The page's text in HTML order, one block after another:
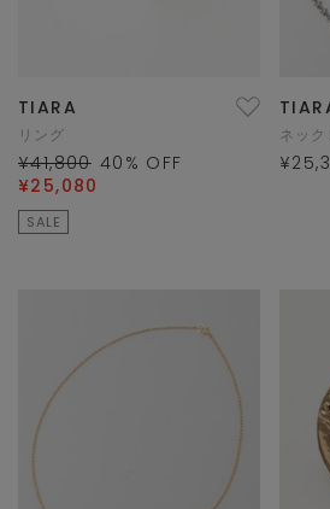
TIARA
リング
¥41,800 40 % OFF
¥25,080
SALE
ネック